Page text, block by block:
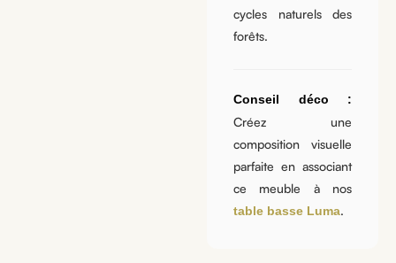
cycles naturels des
forêts.
Conseil déco :
Créez une
composition visuelle
parfaite en associant
ce meuble à nos
table basse Luma.